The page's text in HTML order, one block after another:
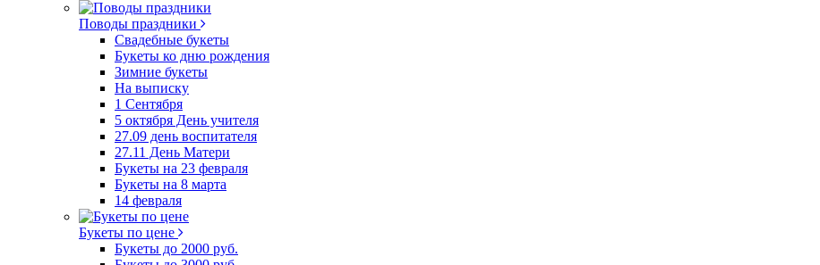
Поводы праздники
Свадебные букеты
Букеты ко дню рождения
Зимние букеты
На выписку
1 Сентября
5 октября День учителя
27.09 день воспитателя
27.11 День Матери
Букеты на 23 февраля
Букеты на 8 марта
14 февраля
Букеты по цене
Букеты до 2000 руб.